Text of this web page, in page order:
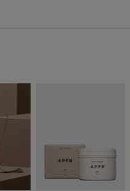
華やか